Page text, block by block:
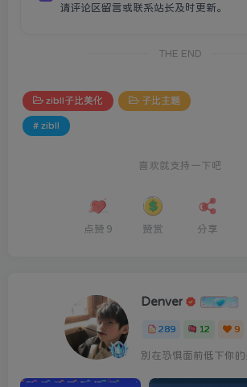
请评论区留言或联系站长及时更新。
THE END
zibll子比美化 子比主题
# zibll
喜欢就支持一下吧
点赞 9 赞赏 分享
Denver
289 12 9
别在恐惧面前低下你的